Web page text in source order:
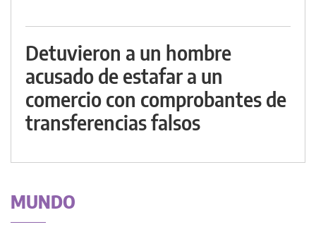
Detuvieron a un hombre
acusado de estafar a un
comercio con comprobantes de
transferencias falsos
MUNDO